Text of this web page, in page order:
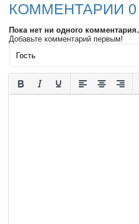
КОММЕНТАРИИ 0
Пока нет ни одного комментария.
Добавьте комментарий первым!